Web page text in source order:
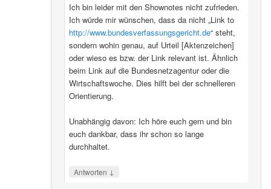
Ich bin leider mit den Shownotes nicht zufrieden.
Ich würde mir wünschen, dass da nicht „Link to
http://www.bundesverfassungsgericht.de“ steht,
sondern wohin genau, auf Urteil [Aktenzeichen]
oder wieso es bzw. der Link relevant ist. Ähnlich
beim Link auf die Bundesnetzagentur oder die
Wirtschaftswoche. Dies hilft bei der schnelleren
Orientierung.
Unabhängig davon: Ich höre euch gern und bin
euch dankbar, dass ihr schon so lange
durchhaltet.
Antworten ↓